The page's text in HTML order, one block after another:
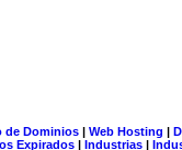
de Dominios| Web Hosting |
Expirados | Industrias |